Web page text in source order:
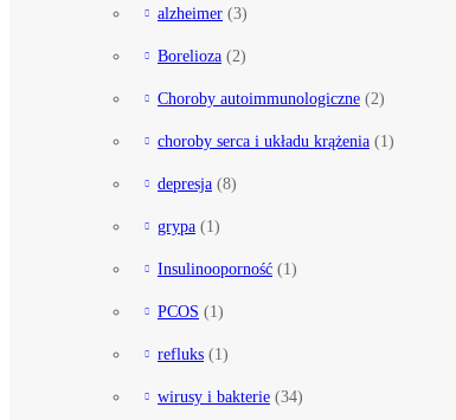
alzheimer (3)
Borelioza (2)
Choroby autoimmunologiczne (2)
choroby serca i układu krążenia (1)
depresja (8)
grypa (1)
Insulinooporność (1)
PCOS (1)
refluks (1)
wirusy i bakterie (34)